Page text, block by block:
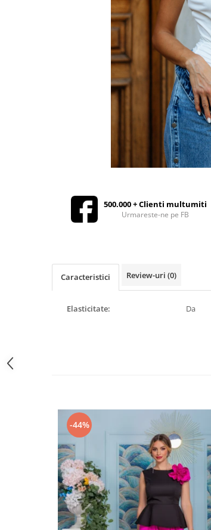
Rochii din Barbie/Bistrech
500.000 + Clienti multumiti
Urmareste-ne pe FB
Caracteristici Review-uri (0)
Elasticitate: Da
-44%